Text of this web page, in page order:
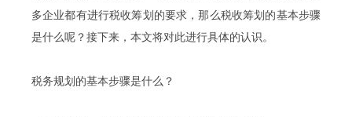
多企业都有进行税收筹划的要求，那么税收筹划的基本步骤
是什么呢？接下来，本文将对此进行具体的认识。
税务规划 的基本步骤是什么？